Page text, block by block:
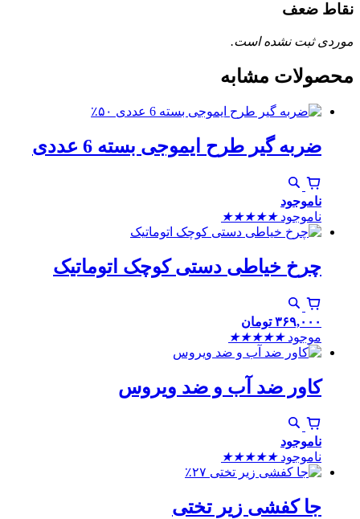
نقاط ضعف
موردی ثبت نشده است.
محصولات مشابه
٪۵۰
ضربه گیر طرح ایموجی بسته 6 عددی
ناموجود
ناموجود ★
★
★
★
★
چرخ خیاطی دستی کوچک اتوماتیک
۳۶۹,۰۰۰ تومان
موجود ★
★
★
★
★
کاور ضد آب و ضد ویروس
ناموجود
ناموجود ★
★
★
★
★
٪۲۷
جا کفشی زیر تختی